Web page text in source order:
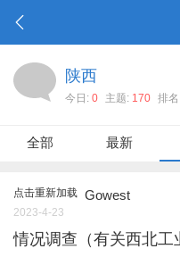
陕西
今日: 0 主题: 170 排
全部 最新
点击重新加载 Gowest
2023-4-23
情况调查（有关西北工